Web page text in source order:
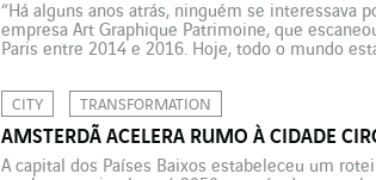
“Há alguns anos atrás, ninguém se interessava
empresa Art Graphique Patrimoine, que
Paris entre 2014 e 2016. Hoje, todo o mundo
CITY TRANSFORMATION
AMSTERDÃ ACELERA RUMO À CIDADE
A capital dos Países Baixos estabeleceu um